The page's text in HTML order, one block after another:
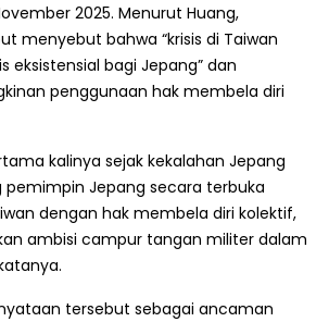
2025. Menurut Huang,
menyebut bahwa “krisis di Taiwan
eksistensial bagi Jepang” dan
penggunaan hak membela diri
kalinya sejak kekalahan Jepang
pemimpin Jepang secara terbuka
dengan hak membela diri kolektif,
ambisi campur tangan militer dalam
tersebut sebagai ancaman